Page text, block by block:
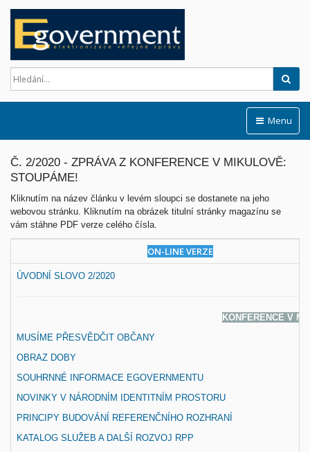
Menu
Č. 2/2020 - ZPRÁVA Z KONFERENCE V MIKULOVĚ:
STOUPÁME!
Kliknutím na název článku v levém sloupci se dostanete na jeho
webovou stránku. Kliknutím na obrázek titulní stránky magazínu se
vám stáhne PDF verze celého čísla.
ON-LINE VERZE
ÚVODNÍ SLOVO 2/2020
KONFERENCE V
MUSÍME PŘESVĚDČIT OBČANY
OBRAZ DOBY
SOUHRNNÉ INFORMACE EGOVERNMENTU
NOVINKY V NÁRODNÍM IDENTITNÍM PROSTORU
PRINCIPY BUDOVÁNÍ REFERENČNÍHO ROZHRANÍ
KATALOG SLUŽEB A DALŠÍ ROZVOJ RPP